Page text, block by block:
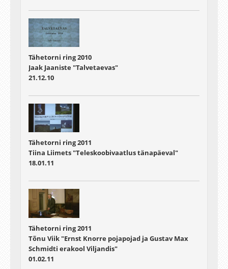
Tähetorni ring 2010
Jaak Jaaniste "Talvetaevas"
21.12.10
Tähetorni ring 2011
Tiina Liimets "Teleskoobivaatlus tänapäeval"
18.01.11
Tähetorni ring 2011
Tõnu Viik "Ernst Knorre pojapojad ja Gustav Max
Schmidti erakool Viljandis"
01.02.11